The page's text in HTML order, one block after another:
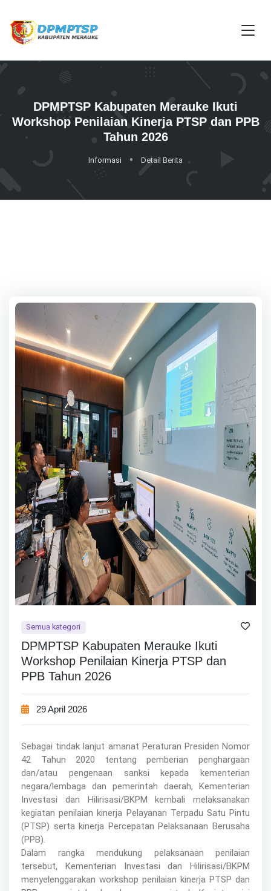
DPMPTSP Kabupaten Merauke Ikuti
Workshop Penilaian Kinerja PTSP dan PPB
Tahun 2026
Informasi Detail Berita
Semua kategori
DPMPTSP Kabupaten Merauke Ikuti
Workshop Penilaian Kinerja PTSP dan
PPB Tahun 2026
29 April 2026
Sebagai tindak lanjut amanat Peraturan Presiden Nomor
42 Tahun 2020 tentang pemberian penghargaan
dan/atau pengenaan sanksi kepada kementerian
negara/lembaga dan pemerintah daerah, Kementerian
Investasi dan Hilirisasi/BKPM kembali melaksanakan
kegiatan penilaian kinerja Pelayanan Terpadu Satu Pintu
(PTSP) serta kinerja Percepatan Pelaksanaan Berusaha
(PPB).
Dalam rangka mendukung pelaksanaan penilaian
tersebut, Kementerian Investasi dan Hilirisasi/BKPM
menyelenggarakan workshop penilaian kinerja PTSP dan